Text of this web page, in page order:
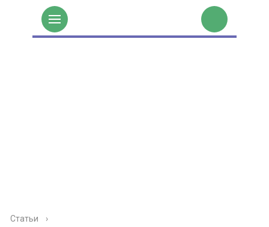
Статьи ›